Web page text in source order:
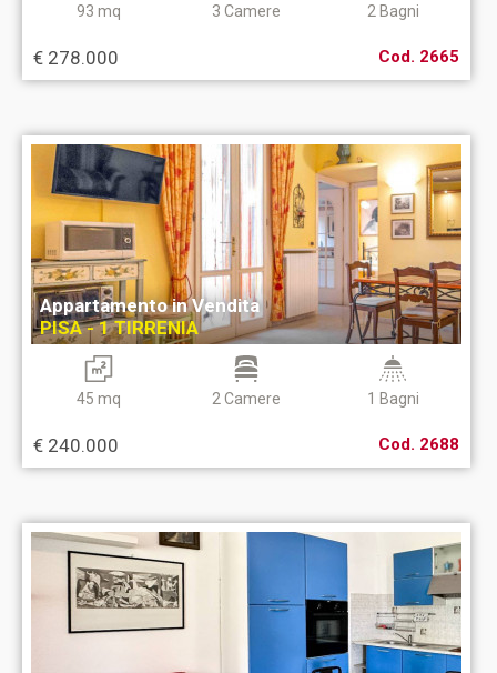
93 mq 3 Camere 2 Bagni
€ 278.000 Cod. 2665
Appartamento in Vendita
PISA - 1 TIRRENIA
45 mq 2 Camere 1 Bagni
€ 240.000 Cod. 2688